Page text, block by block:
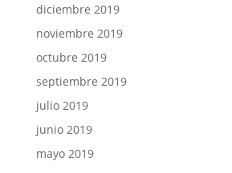
diciembre 2019
noviembre 2019
octubre 2019
septiembre 2019
julio 2019
junio 2019
mayo 2019